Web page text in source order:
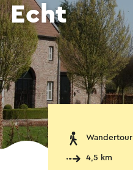
Echt
Wandertour
4,5 km